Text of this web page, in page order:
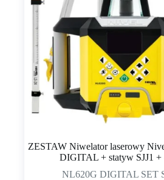
ZESTAW Niwelator laserowy
DIGITAL + statyw SJJ1 +
NL620G DIGITAL SET